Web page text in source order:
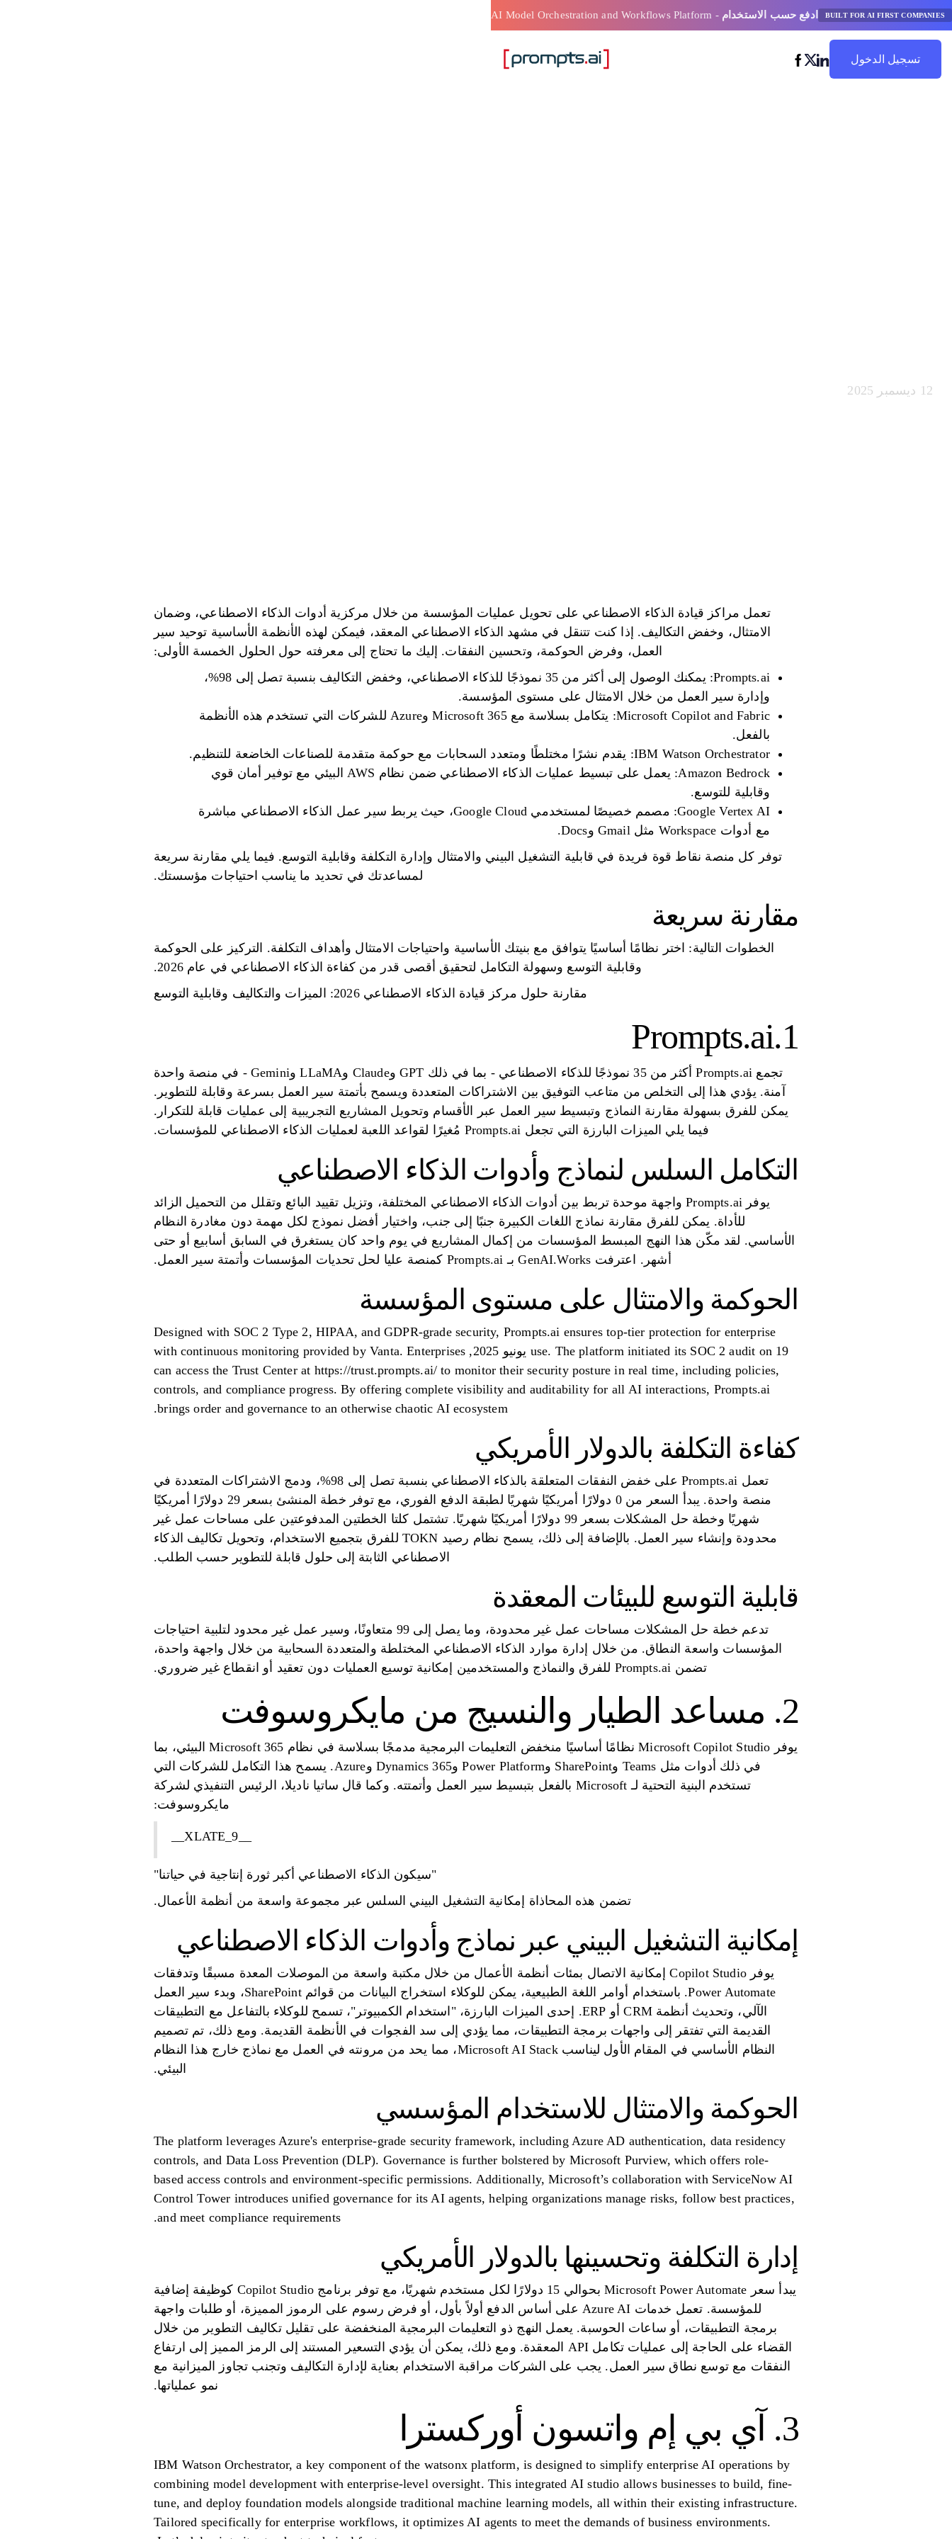
ادفع حسب الاستخدام - AI Model Orchestration and Workflows Platform BUILT FOR AI FIRST COMPANIES
تسجيل الدخول
12 ديسمبر 2025
تعمل مراكز قيادة الذكاء الاصطناعي على تحويل عمليات المؤسسة من خلال مركزية أدوات الذكاء الاصطناعي، وضمان
الامتثال، وخفض التكاليف. إذا كنت تتنقل في مشهد الذكاء الاصطناعي المعقد، فيمكن لهذه الأنظمة الأساسية توحيد سير
العمل، وفرض الحوكمة، وتحسين النفقات. إليك ما تحتاج إلى معرفته حول الحلول الخمسة الأولى:
Prompts.ai: يمكنك الوصول إلى أكثر من 35 نموذجًا للذكاء الاصطناعي، وخفض التكاليف بنسبة تصل إلى 98%،
وإدارة سير العمل من خلال الامتثال على مستوى المؤسسة.
Microsoft Copilot and Fabric: يتكامل بسلاسة مع Microsoft 365 وAzure للشركات التي تستخدم هذه الأنظمة
بالفعل.
IBM Watson Orchestrator: يقدم نشرًا مختلطًا ومتعدد السحابات مع حوكمة متقدمة للصناعات الخاضعة للتنظيم.
Amazon Bedrock: يعمل على تبسيط عمليات الذكاء الاصطناعي ضمن نظام AWS البيئي مع توفير أمان قوي
وقابلية للتوسع.
Google Vertex AI: مصمم خصيصًا لمستخدمي Google Cloud، حيث يربط سير عمل الذكاء الاصطناعي مباشرة
مع أدوات Workspace مثل Gmail وDocs.
توفر كل منصة نقاط قوة فريدة في قابلية التشغيل البيني والامتثال وإدارة التكلفة وقابلية التوسع. فيما يلي مقارنة سريعة
لمساعدتك في تحديد ما يناسب احتياجات مؤسستك.
مقارنة سريعة
الخطوات التالية: اختر نظامًا أساسيًا يتوافق مع بنيتك الأساسية واحتياجات الامتثال وأهداف التكلفة. التركيز على الحوكمة
وقابلية التوسع وسهولة التكامل لتحقيق أقصى قدر من كفاءة الذكاء الاصطناعي في عام 2026.
مقارنة حلول مركز قيادة الذكاء الاصطناعي 2026: الميزات والتكاليف وقابلية التوسع
1.Prompts.ai
تجمع Prompts.ai أكثر من 35 نموذجًا للذكاء الاصطناعي - بما في ذلك GPT وClaude وLLaMA وGemini - في منصة واحدة
آمنة. يؤدي هذا إلى التخلص من متاعب التوفيق بين الاشتراكات المتعددة ويسمح بأتمتة سير العمل بسرعة وقابلة للتطوير.
يمكن للفرق بسهولة مقارنة النماذج وتبسيط سير العمل عبر الأقسام وتحويل المشاريع التجريبية إلى عمليات قابلة للتكرار.
فيما يلي الميزات البارزة التي تجعل Prompts.ai مُغيرًا لقواعد اللعبة لعمليات الذكاء الاصطناعي للمؤسسات.
التكامل السلس لنماذج وأدوات الذكاء الاصطناعي
يوفر Prompts.ai واجهة موحدة تربط بين أدوات الذكاء الاصطناعي المختلفة، وتزيل تقييد البائع وتقلل من التحميل الزائد
للأداة. يمكن للفرق مقارنة نماذج اللغات الكبيرة جنبًا إلى جنب، واختيار أفضل نموذج لكل مهمة دون مغادرة النظام
الأساسي. لقد مكّن هذا النهج المبسط المؤسسات من إكمال المشاريع في يوم واحد كان يستغرق في السابق أسابيع أو حتى
أشهر. اعترفت GenAI.Works بـ Prompts.ai كمنصة عليا لحل تحديات المؤسسات وأتمتة سير العمل.
الحوكمة والامتثال على مستوى المؤسسة
Designed with SOC 2 Type 2, HIPAA, and GDPR-grade security, Prompts.ai ensures top-tier protection for enterprise
use. The platform initiated its SOC 2 audit on 19 يونيو 2025, with continuous monitoring provided by Vanta. Enterprises
can access the Trust Center at https://trust.prompts.ai/ to monitor their security posture in real time, including policies,
controls, and compliance progress. By offering complete visibility and auditability for all AI interactions, Prompts.ai
brings order and governance to an otherwise chaotic AI ecosystem.
كفاءة التكلفة بالدولار الأمريكي
تعمل Prompts.ai على خفض النفقات المتعلقة بالذكاء الاصطناعي بنسبة تصل إلى 98%، ودمج الاشتراكات المتعددة في
منصة واحدة. يبدأ السعر من 0 دولارًا أمريكيًا شهريًا لطبقة الدفع الفوري، مع توفر خطة المنشئ بسعر 29 دولارًا أمريكيًا
شهريًا وخطة حل المشكلات بسعر 99 دولارًا أمريكيًا شهريًا. تشتمل كلتا الخطتين المدفوعتين على مساحات عمل غير
محدودة وإنشاء سير العمل. بالإضافة إلى ذلك، يسمح نظام رصيد TOKN للفرق بتجميع الاستخدام، وتحويل تكاليف الذكاء
الاصطناعي الثابتة إلى حلول قابلة للتطوير حسب الطلب.
قابلية التوسع للبيئات المعقدة
تدعم خطة حل المشكلات مساحات عمل غير محدودة، وما يصل إلى 99 متعاونًا، وسير عمل غير محدود لتلبية احتياجات
المؤسسات واسعة النطاق. من خلال إدارة موارد الذكاء الاصطناعي المختلطة والمتعددة السحابية من خلال واجهة واحدة،
تضمن Prompts.ai للفرق والنماذج والمستخدمين إمكانية توسيع العمليات دون تعقيد أو انقطاع غير ضروري.
2. مساعد الطيار والنسيج من مايكروسوفت
يوفر Microsoft Copilot Studio نظامًا أساسيًا منخفض التعليمات البرمجية مدمجًا بسلاسة في نظام Microsoft 365 البيئي، بما
في ذلك أدوات مثل Teams وSharePoint وPower Platform وDynamics 365 وAzure. يسمح هذا التكامل للشركات التي
تستخدم البنية التحتية لـ Microsoft بالفعل بتبسيط سير العمل وأتمتته. وكما قال ساتيا ناديلا، الرئيس التنفيذي لشركة
مايكروسوفت:
"سيكون الذكاء الاصطناعي أكبر ثورة إنتاجية في حياتنا"
تضمن هذه المحاذاة إمكانية التشغيل البيني السلس عبر مجموعة واسعة من أنظمة الأعمال.
إمكانية التشغيل البيني عبر نماذج وأدوات الذكاء الاصطناعي
يوفر Copilot Studio إمكانية الاتصال بمئات أنظمة الأعمال من خلال مكتبة واسعة من الموصلات المعدة مسبقًا وتدفقات
Power Automate. باستخدام أوامر اللغة الطبيعية، يمكن للوكلاء استخراج البيانات من قوائم SharePoint، وبدء سير العمل
الآلي، وتحديث أنظمة CRM أو ERP. إحدى الميزات البارزة، "استخدام الكمبيوتر"، تسمح للوكلاء بالتفاعل مع التطبيقات
القديمة التي تفتقر إلى واجهات برمجة التطبيقات، مما يؤدي إلى سد الفجوات في الأنظمة القديمة. ومع ذلك، تم تصميم
النظام الأساسي في المقام الأول ليناسب Microsoft AI Stack، مما يحد من مرونته في العمل مع نماذج خارج هذا النظام
البيئي.
الحوكمة والامتثال للاستخدام المؤسسي
The platform leverages Azure's enterprise-grade security framework, including Azure AD authentication, data residency
controls, and Data Loss Prevention (DLP). Governance is further bolstered by Microsoft Purview, which offers role-
based access controls and environment-specific permissions. Additionally, Microsoft’s collaboration with ServiceNow AI
Control Tower introduces unified governance for its AI agents, helping organizations manage risks, follow best practices,
and meet compliance requirements.
إدارة التكلفة وتحسينها بالدولار الأمريكي
يبدأ سعر Microsoft Power Automate بحوالي 15 دولارًا لكل مستخدم شهريًا، مع توفر برنامج Copilot Studio كوظيفة إضافية
للمؤسسة. تعمل خدمات Azure AI على أساس الدفع أولاً بأول، أو فرض رسوم على الرموز المميزة، أو طلبات واجهة
برمجة التطبيقات، أو ساعات الحوسبة. يعمل النهج ذو التعليمات البرمجية المنخفضة على تقليل تكاليف التطوير من خلال
القضاء على الحاجة إلى عمليات تكامل API المعقدة. ومع ذلك، يمكن أن يؤدي التسعير المستند إلى الرمز المميز إلى ارتفاع
النفقات مع توسع نطاق سير العمل. يجب على الشركات مراقبة الاستخدام بعناية لإدارة التكاليف وتجنب تجاوز الميزانية مع
نمو عملياتها.
3. آي بي إم واتسون أوركسترا
IBM Watson Orchestrator, a key component of the watsonx platform, is designed to simplify enterprise AI operations by
combining model development with enterprise-level oversight. This integrated AI studio allows businesses to build, fine-
tune, and deploy foundation models alongside traditional machine learning models, all within their existing infrastructure.
Tailored specifically for enterprise workflows, it optimizes AI agents to meet the demands of business environments.